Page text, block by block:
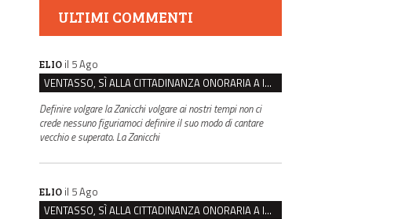
ULTIMI COMMENTI
ELIO il 5 Ago
VENTASSO, SÌ ALLA CITTADINANZA ONORARIA A IVA ZANICCHI. MA BARGIACCHI: “È DI PESSIMO GUSTO”
Definire volgare la Zanicchi volgare ai nostri tempi non ci
crede nessuno figuriamoci definire il suo modo di cantare
vecchio e superato. La Zanicchi
ELIO il 5 Ago
VENTASSO, SÌ ALLA CITTADINANZA ONORARIA A IVA ZANICCHI. MA BARGIACCHI: “È DI PESSIMO GUSTO”